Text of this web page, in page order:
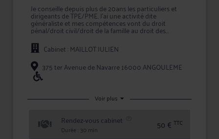
Je conseille depuis plus de 20ans les particuliers et
dirigeants de TPE/PME. J'ai une activité dite
généraliste et mes compétences vont du droit
pénal/droit civil/droit de la famille au droit des
affaires, tant en contentieux qu'en conseil.
Mon objectif est d'éclairer le plus possible mon(ma)
client(e) afin qu'il/elle comprenne parfaitement les
enjeux de son dossier.
Cabinet : MAILLOT JULIEN
375 ter Avenue de Navarre 16000 ANGOULEME
Voir plus
Rendez-vous cabinet
Durée : 30 min 50 € TTC